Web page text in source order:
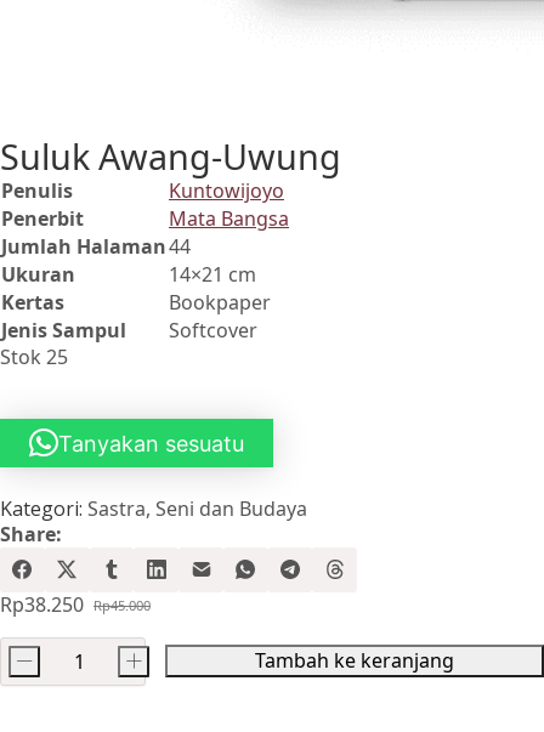
Suluk Awang-Uwung
Penulis
Kuntowijoyo
Penerbit
Mata Bangsa
Jumlah Halaman44
Ukuran
14×21 cm
Kertas
Bookpaper
Jenis Sampul
Softcover
Rp45.000
Harga
aslinya
adalah:
Rp45.000.
Rp38.250
Harga
saat
ini
adalah:
Stok 25
Tanyakan sesuatu
Kuantitas
- + Tambah ke keranjang
Kategori: Sastra, Seni dan Budaya
Share: